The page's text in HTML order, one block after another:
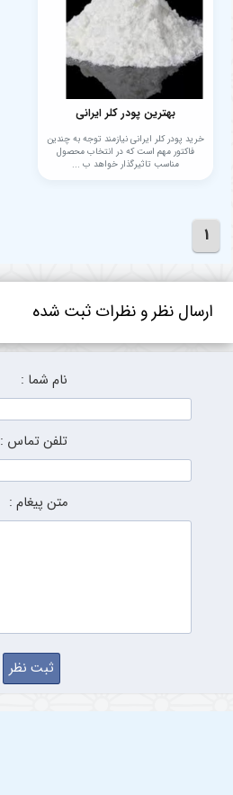
بهترین پودر کلر ایرانی
خرید پودر کلر ایرانی نیازمند توجه به چندین
فاکتور مهم است که در انتخاب محصول
مناسب تاثیرگذار خواهد ب ...
1
ارسال نظر و نظرات ثبت شده
نام شما :
تلفن تماس :
متن پیغام :